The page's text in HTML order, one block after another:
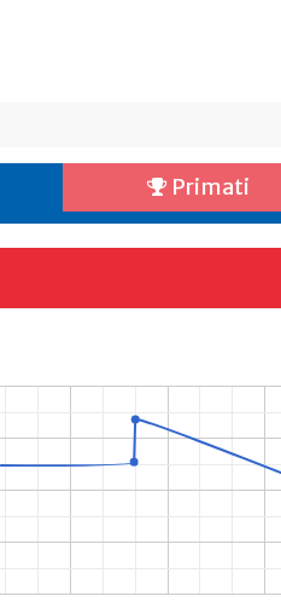
Primati